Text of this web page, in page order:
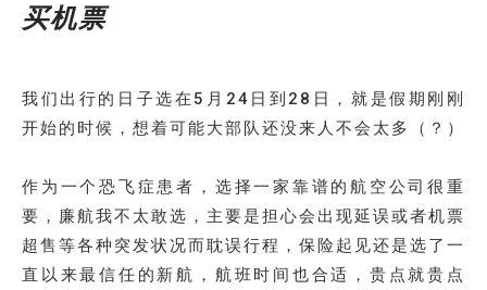
买机票
我们出行的日子选在5月24日到28日，就是假期刚刚
开始的时候，想着可能大部队还没来人不会太多（？）
作为一个恐飞症患者，选择一家靠谱的航空公司很重
要，廉航我不太敢选，主要是担心会出现延误或者机票
超售等各种突发状况而耽误行程，保险起见还是选了一
直以来最信任的新航，航班时间也合适，贵点就贵点